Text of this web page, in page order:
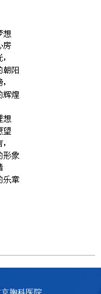
胸科医院